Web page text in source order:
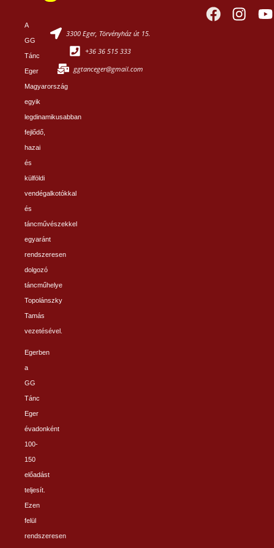
A
GG
Tánc
Eger
Magyarország
egyik
legdinamikusabban
fejlődő,
hazai
és
külföldi
vendégalkotókkal
és
táncművészekkel
egyaránt
rendszeresen
dolgozó
táncműhelye
Topolánszky
Tamás
vezetésével.
Egerben
a
GG
Tánc
Eger
évadonként
100-
150
előadást
teljesít.
Ezen
felül
rendszeresen
3300 Eger, Törvényház út 15.
+36 36 515 333
ggtanceger@gmail.com